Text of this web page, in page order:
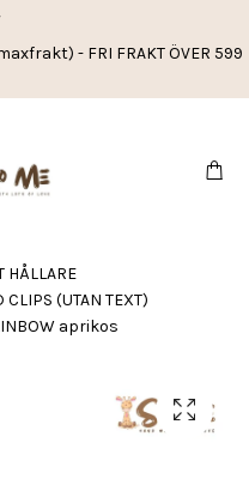
- FRI FRAKT ÖVER 599
HÅLLARE
CLIPS (UTAN TEXT)
aprikos